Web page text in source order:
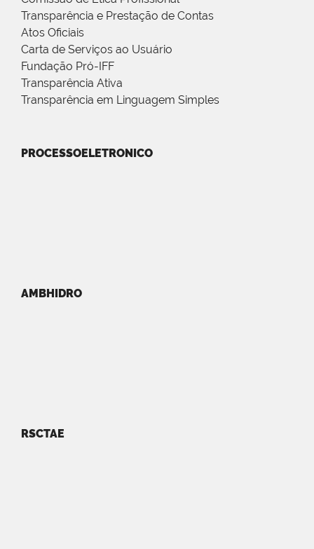
Transparência e Prestação de Contas
Atos Oficiais
Carta de Serviços ao Usuário
Fundação Pró-IFF
Transparência Ativa
Transparência em Linguagem Simples
PROCESSOELETRONICO
AMBHIDRO
RSCTAE